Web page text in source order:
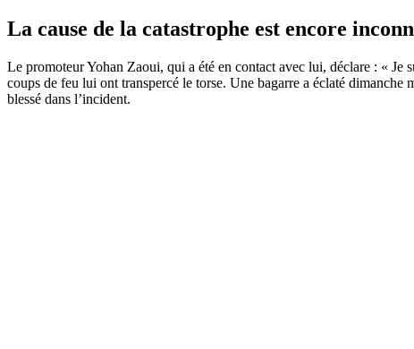
La cause de la catastrophe est encore
Le promoteur Yohan Zaoui, qui a été en contact avec lui, déclare : « Je
coups de feu lui ont transpercé le torse. Une bagarre a éclaté
blessé dans l’incident.